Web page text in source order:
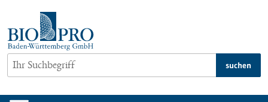
springen
suchen